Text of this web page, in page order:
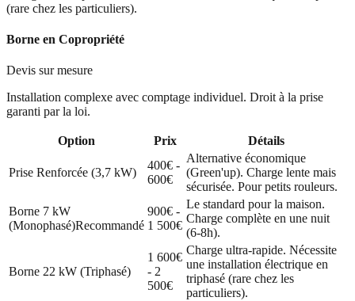
(rare chez les particuliers).
Borne en Copropriété
Devis sur mesure
Installation complexe avec comptage individuel. Droit à la prise
garanti par la loi.
Option Prix Détails
Prise Renforcée (3,7 kW)
400€ -
600€
Alternative économique
(Green'up). Charge lente mais
sécurisée. Pour petits rouleurs.
Borne 7 kW
(Monophasé)Recommandé
900€ -
1 500€
Le standard pour la maison.
Charge complète en une nuit
(6-8h).
Borne 22 kW (Triphasé)
1 600€
- 2
500€
Charge ultra-rapide. Nécessite
une installation électrique en
triphasé (rare chez les
particuliers).